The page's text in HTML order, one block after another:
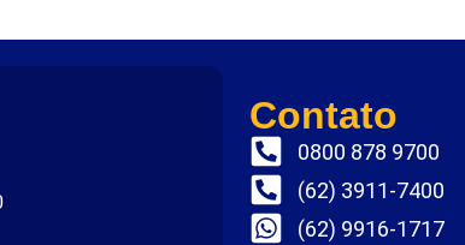
Contato
0800 878 9700
(62) 3911-7400
(62) 9916-1717